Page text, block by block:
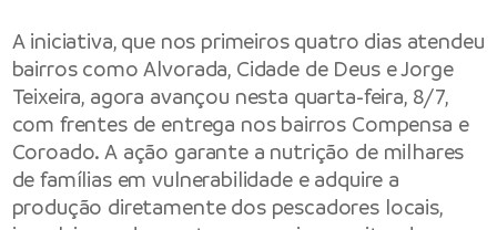
A iniciativa, que nos primeiros quatro dias atendeu
bairros como Alvorada, Cidade de Deus e Jorge
Teixeira, agora avançou nesta quarta-feira, 8/7,
com frentes de entrega nos bairros Compensa e
Coroado. A ação garante a nutrição de milhares
de famílias em vulnerabilidade e adquire a
produção diretamente dos pescadores locais,